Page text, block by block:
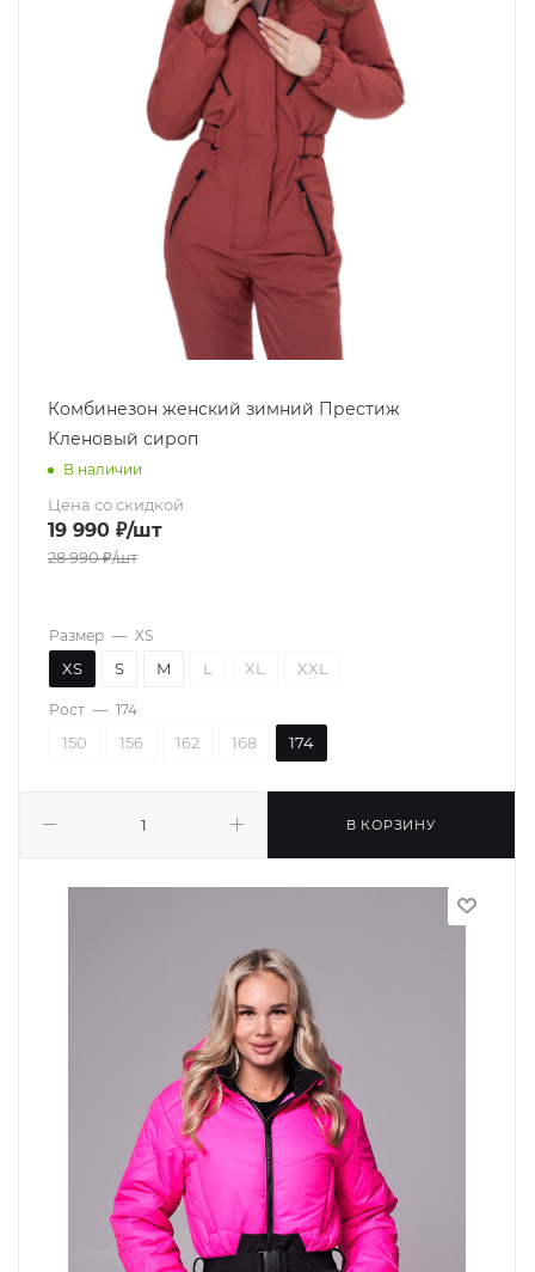
Комбинезон женский зимний Престиж
Кленовый сироп
В наличии
Цена со скидкой
19 990 ₽/шт
28 990₽/шт
В КОРЗИНУ
Размер — XS
XS S M L XL XXL
Рост — 174
150 156 162 168 174